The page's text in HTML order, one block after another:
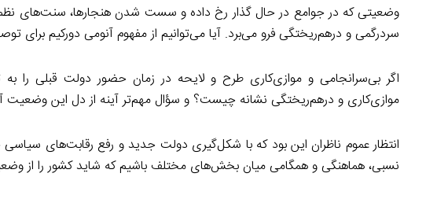
وضعیتی که در جوامع در حال گذار رخ داده و سست شدن هنجارها، سنت‌های
سردرگمی و درهم‌ریختگی فرو می‌برد. آیا می‌توانیم از مفهوم آنومی دورکیم برای
اگر بی‌سرانجامی و موازی‌کاری طرح و لایحه در زمان حضور دولت قبلی
موازی‌کاری و درهم‌ریختگی نشانه چیست؟ و سؤال مهم‌تر آینه از دل این وضعیت
انتظار عموم ناظران این بود که با شکل‌گیری دولت جدید و رفع رقابت‌های
نسبی، هماهنگی و همگامی میان بخش‌های مختلف باشیم که شاید کشور را از